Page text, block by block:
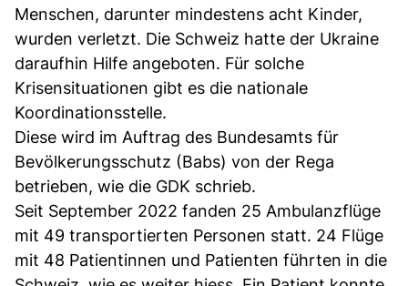
Menschen, darunter mindestens acht Kinder,
wurden verletzt. Die Schweiz hatte der Ukraine
daraufhin Hilfe angeboten. Für solche
Krisensituationen gibt es die nationale
Koordinationsstelle.
Diese wird im Auftrag des Bundesamts für
Bevölkerungsschutz (Babs) von der Rega
betrieben, wie die GDK schrieb.
Seit September 2022 fanden 25 Ambulanzflüge
mit 49 transportierten Personen statt. 24 Flüge
mit 48 Patientinnen und Patienten führten in die